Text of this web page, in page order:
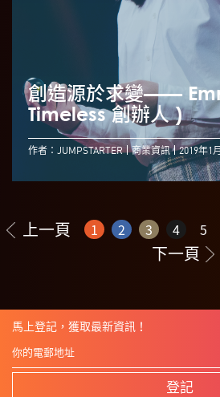
創造源於求變——
Timeless 創辦人 )
作者：JUMPSTARTER 商業資訊 2019年1
上一頁 1 2 3 4 5
下一頁
馬上登記，獲取最新資訊！
登記